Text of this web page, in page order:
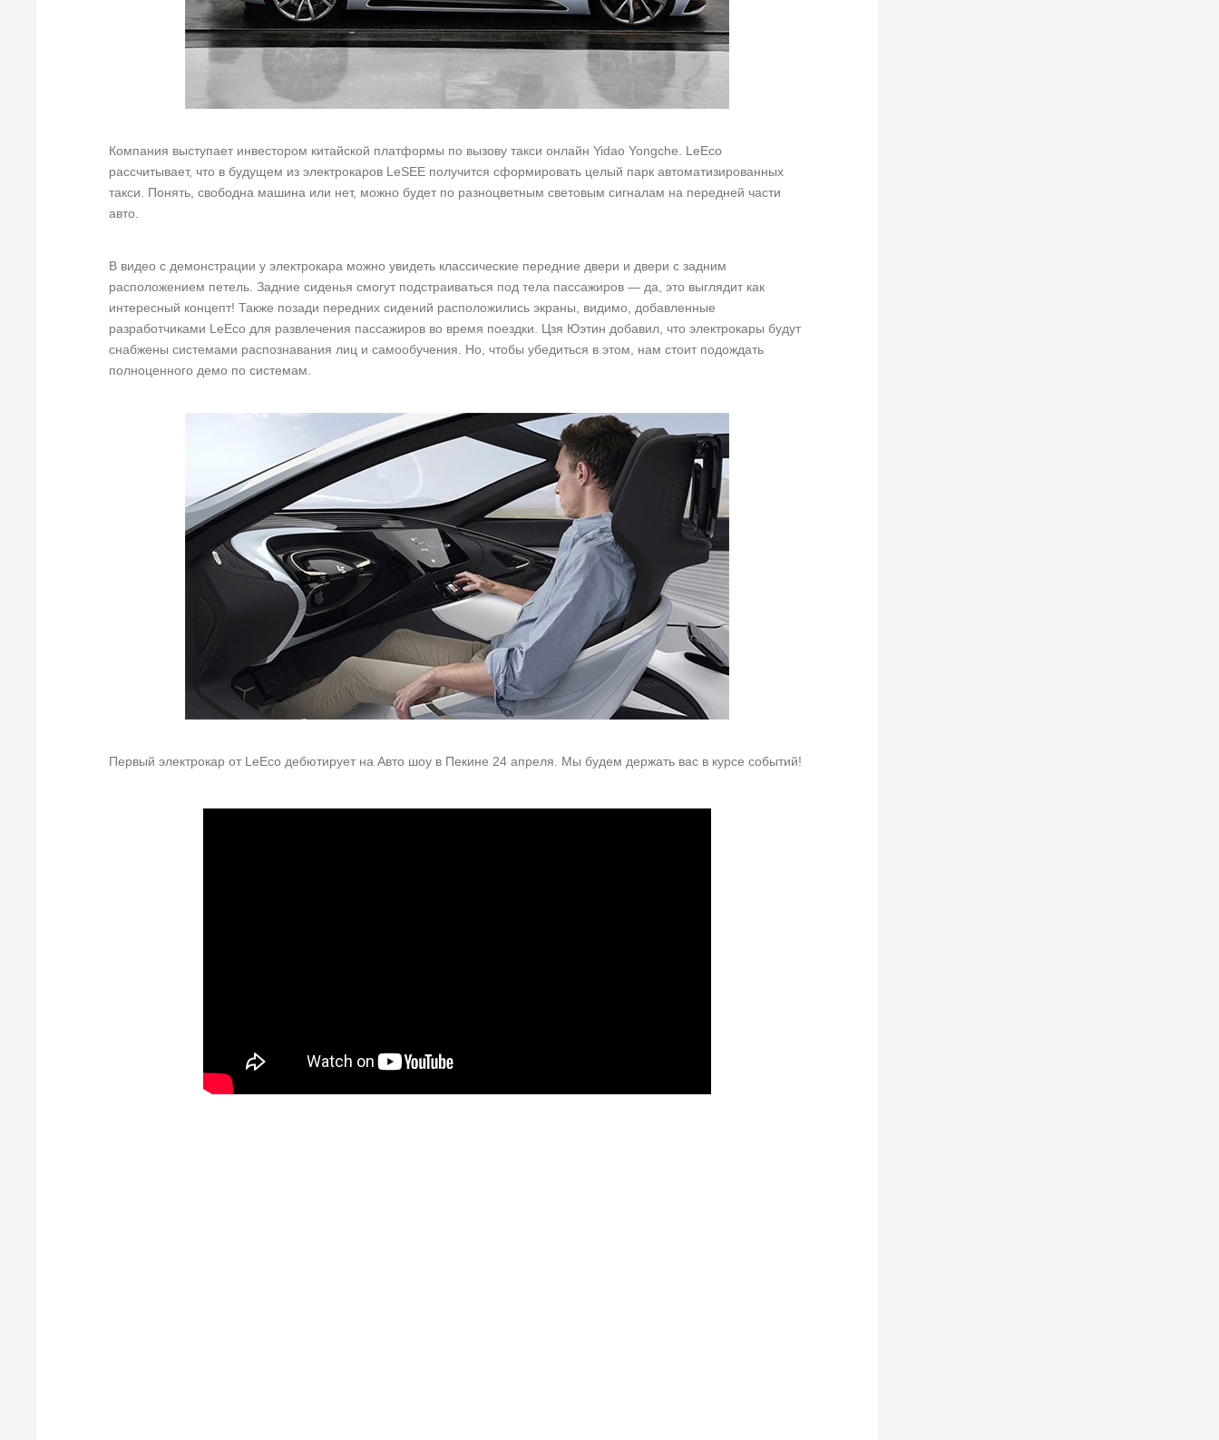
Компания выступает инвестором китайской платформы по вызову такси онлайн Yidao Yongche. LeEco
рассчитывает, что в будущем из электрокаров LeSEE получится сформировать целый парк автоматизированных
такси. Понять, свободна машина или нет, можно будет по разноцветным световым сигналам на передней части
авто.
В видео с демонстрации у электрокара можно увидеть классические передние двери и двери с задним
расположением петель. Задние сиденья смогут подстраиваться под тела пассажиров — да, это выглядит как
интересный концепт! Также позади передних сидений расположились экраны, видимо, добавленные
разработчиками LeEco для развлечения пассажиров во время поездки. Цзя Юэтин добавил, что электрокары будут
снабжены системами распознавания лиц и самообучения. Но, чтобы убедиться в этом, нам стоит подождать
полноценного демо по системам.
Первый электрокар от LeEco дебютирует на Авто шоу в Пекине 24 апреля. Мы будем держать вас в курсе событий!